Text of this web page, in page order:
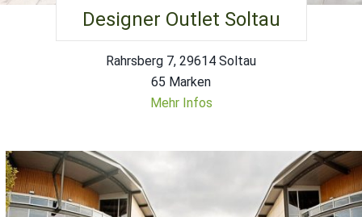
Designer Outlet Soltau
Rahrsberg 7, 29614 Soltau
65 Marken
Mehr Infos